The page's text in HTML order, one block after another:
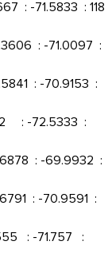
: -71.5833 : 118
: -71.0097 :
: -70.9153 :
: -72.5333 :
: -69.9932 :
: -70.9591 :
: -71.757 :